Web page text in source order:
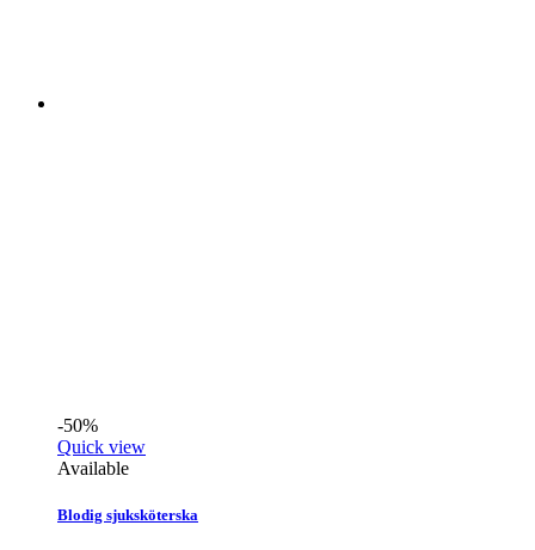
-50%
Quick view
Available
Blodig sjuksköterska